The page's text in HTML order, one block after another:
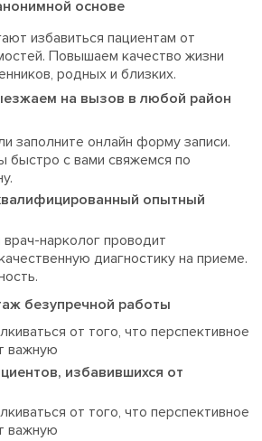
основе
избавиться пациентам от
Повышаем качество жизни
родных и близких.
на вызов в любой район
заполните онлайн форму записи.
с вами свяжемся по
опытный
нарколог проводит
диагностику на приеме.
безупречной работы
от того, что перспективное
важную
избавившихся от
от того, что перспективное
важную